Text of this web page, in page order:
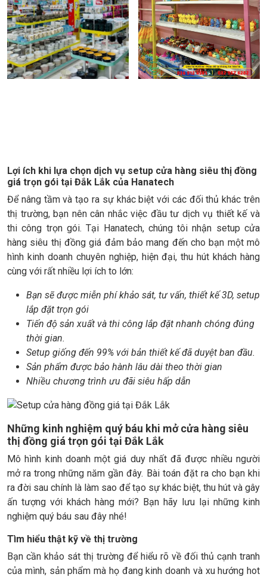
Lợi ích khi lựa chọn dịch vụ setup cửa hàng siêu thị đồng
giá trọn gói tại Đắk Lắk của Hanatech
Để nâng tầm và tạo ra sự khác biệt với các đối thủ khác trên
thị trường, bạn nên cân nhắc việc đầu tư dịch vụ thiết kế và
thi công trọn gói. Tại Hanatech, chúng tôi nhận setup cửa
hàng siêu thị đồng giá đảm bảo mang đến cho bạn một mô
hình kinh doanh chuyên nghiệp, hiện đại, thu hút khách hàng
cùng với rất nhiều lợi ích to lớn:
Bạn sẽ được miễn phí khảo sát, tư vấn, thiết kế 3D, setup
lắp đặt trọn gói
Tiến độ sản xuất và thi công lắp đặt nhanh chóng đúng
thời gian.
Setup giống đến 99% với bản thiết kế đã duyệt ban đầu.
Sản phẩm được bảo hành lâu dài theo thời gian
Nhiều chương trình ưu đãi siêu hấp dẫn
Những kinh nghiệm quý báu khi mở cửa hàng siêu
thị đồng giá trọn gói tại Đắk Lắk
Mô hình kinh doanh một giá duy nhất đã được nhiều người
mở ra trong những năm gần đây. Bài toán đặt ra cho bạn khi
ra đời sau chính là làm sao để tạo sự khác biệt, thu hút và gây
ấn tượng với khách hàng mới? Bạn hãy lưu lại những kinh
nghiệm quý báu sau đây nhé!
Tìm hiểu thật kỹ về thị trường
Bạn cần khảo sát thị trường để hiểu rõ về đối thủ cạnh tranh
của mình, sản phẩm mà họ đang kinh doanh và xu hướng hot